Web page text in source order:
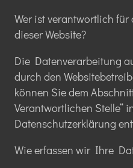
Wer ist verantwortlich
dieser Website?
Die Datenverarbeitung
durch den
können Sie dem
Verantwortlichen Stelle“
Datenschutzerklärung
Wie erfassen wir Ihre